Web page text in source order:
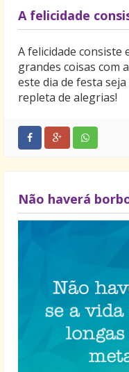
A felicidade
A felicidade consiste
grandes coisas com
este dia de festa
repleta de alegrias!
Não haverá